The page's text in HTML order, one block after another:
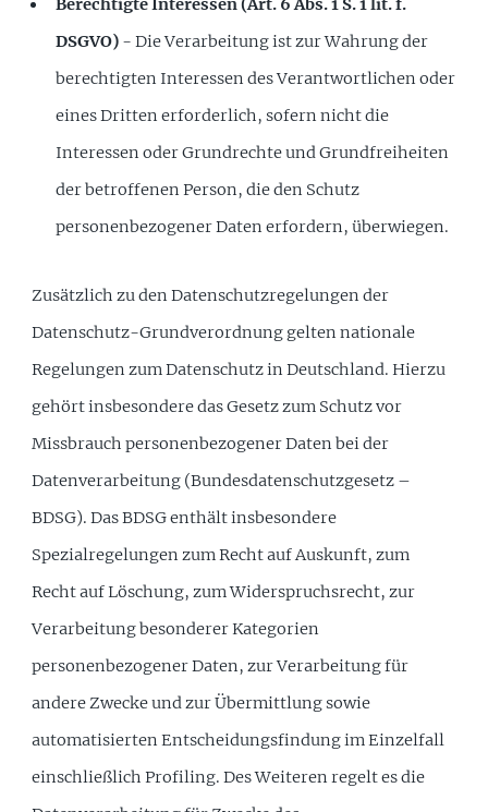
DSGVO) - Die Verarbeitung ist zur Wahrung der
berechtigten Interessen des Verantwortlichen oder
eines Dritten erforderlich, sofern nicht die
Interessen oder Grundrechte und Grundfreiheiten
der betroffenen Person, die den Schutz
personenbezogener Daten erfordern, überwiegen.
Zusätzlich zu den Datenschutzregelungen der
Datenschutz-Grundverordnung gelten nationale
Regelungen zum Datenschutz in Deutschland. Hierzu
gehört insbesondere das Gesetz zum Schutz vor
Missbrauch personenbezogener Daten bei der
Datenverarbeitung (Bundesdatenschutzgesetz –
BDSG). Das BDSG enthält insbesondere
Spezialregelungen zum Recht auf Auskunft, zum
Recht auf Löschung, zum Widerspruchsrecht, zur
Verarbeitung besonderer Kategorien
personenbezogener Daten, zur Verarbeitung für
andere Zwecke und zur Übermittlung sowie
automatisierten Entscheidungsfindung im Einzelfall
einschließlich Profiling. Des Weiteren regelt es die